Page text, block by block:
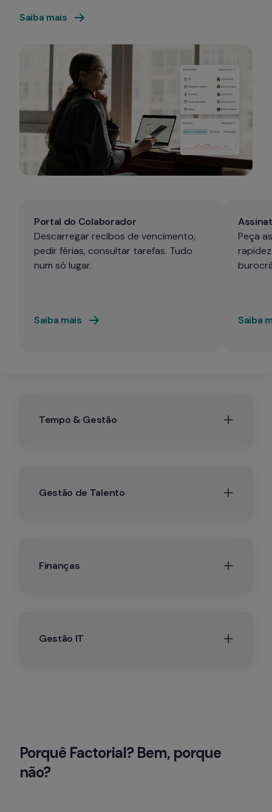
Saiba mais
Portal do Colaborador
Descarregar recibos de vencimento,
pedir férias, consultar tarefas. Tudo
num só lugar.
Saiba mais
Peça
Saiba
Tempo & Gestão
Gestão de Talento
Finanças
Gestão IT
Porquê Factorial? Bem, porque
não?